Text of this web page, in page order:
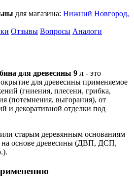
для магазина: Нижний Новгород,
Отзывы Вопросы Аналоги
для древесины 9 л - это
для древесины применяемое
(гниения, плесени, грибка,
(потемнения, выгорания), от
и декоративной отделки под
старым деревянным основаниям
основе древесины (ДВП, ДСП,